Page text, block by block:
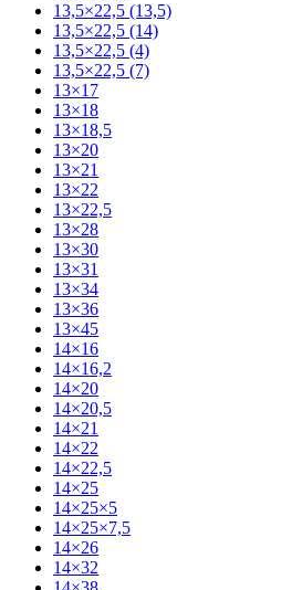
13,5×22,5 (13,5)
13,5×22,5 (14)
13,5×22,5 (4)
13,5×22,5 (7)
13×17
13×18
13×18,5
13×20
13×21
13×22
13×22,5
13×28
13×30
13×31
13×34
13×36
13×45
14×16
14×16,2
14×20
14×20,5
14×21
14×22
14×22,5
14×25
14×25×5
14×25×7,5
14×26
14×32